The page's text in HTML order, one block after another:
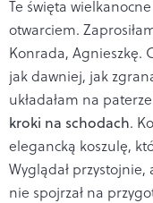
Te święta
otwarciem.
Konrada, Agnieszkę.
jak dawniej, jak
układałam na
kroki na schodach.
elegancką koszulę,
Wyglądał przystojnie,
nie spojrzał na